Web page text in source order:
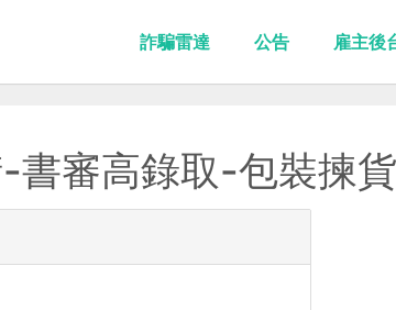
詐騙雷達 公告 雇主後
書審高錄取-包裝揀